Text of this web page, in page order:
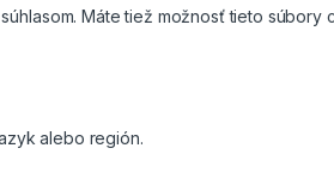
Máte tiež možnosť tieto
alebo región.